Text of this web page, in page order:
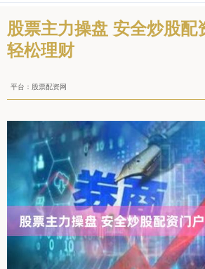
股票主力操盘 安全炒股配
轻松理财
平台：股票配资网